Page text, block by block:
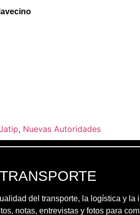
, Nuevas Autoridades
del transporte, la logística y la
notas, entrevistas y fotos para